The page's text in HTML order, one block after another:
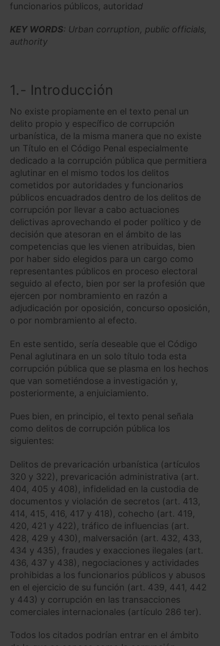
funcionarios públicos, autoridad
KEY WORDS: Urban corruption, public officials,
authority
1.- Introducción
No existe propiamente en el texto penal un
delito propio y específico de corrupción
urbanística, de la misma manera que no existe
un Título en el Código Penal especialmente
dedicado a la corrupción pública que permitiera
aglutinar en el mismo todos los delitos
cometidos por autoridades y funcionarios
públicos encuadrados dentro de los delitos de
corrupción por llevar a cabo actuaciones
delictivas aprovechando el poder político y de
decisión que atesoran en el ámbito de las
competencias que les vienen atribuidas, bien
por haber sido elegidos para un cargo como
representantes públicos en proceso electoral
seguido al efecto, bien por ser la profesión que
ejercen por nombramiento en razón a
adjudicación por oposición, concurso oposición,
o por nombramiento al efecto.
En este sentido, sería deseable que el Código
Penal aglutinara en un solo título toda esta
corrupción pública que se plasma en los hechos
que van sometiéndose a investigación y,
posteriormente, a enjuiciamiento.
Pues bien, en principio, el texto penal señala
como delitos de corrupción pública los
siguientes:
Delitos de prevaricación urbanística (artículos
320 y 322), prevaricación administrativa (art.
404, 405 y 408), infidelidad en la custodia de
documentos y violación de secretos (art. 413,
414, 415, 416, 417 y 418), cohecho (art. 419,
420, 421 y 422), tráfico de influencias (art.
428, 429 y 430), malversación (art. 432, 433,
434 y 435), fraudes y exacciones ilegales (art.
436, 437 y 438), negociaciones y actividades
prohibidas a los funcionarios públicos y abusos
en el ejercicio de su función (art. 439, 441, 442
y 443) y corrupción en las transacciones
comerciales internacionales (artículo 286 ter).
Todos los citados podrían entrar en el ámbito